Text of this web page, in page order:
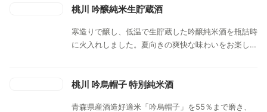
桃川 吟醸純米生貯蔵酒
寒造りで醸し、低温で生貯蔵した吟醸純米酒を瓶詰時
に火入れしました。夏向きの爽快な味わいをお楽しみ
桃川 吟烏帽子 特別純米酒
青森県産酒造好適米「吟烏帽子」を55％まで磨き、